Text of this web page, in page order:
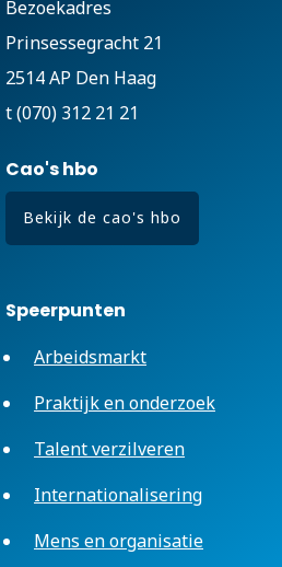
Bezoekadres
Prinsessegracht 21
2514 AP Den Haag
t (070) 312 21 21
Cao's hbo
Bekijk de cao's hbo
Speerpunten
Arbeidsmarkt
Praktijk en onderzoek
Talent verzilveren
Internationalisering
Mens en organisatie